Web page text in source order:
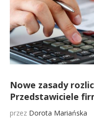
Nowe zasady
Przedstawiciele
przez Dorota Mariańska